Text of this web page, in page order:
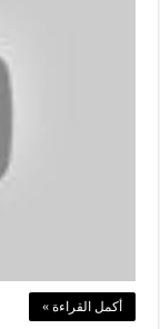
أكمل القراءة »